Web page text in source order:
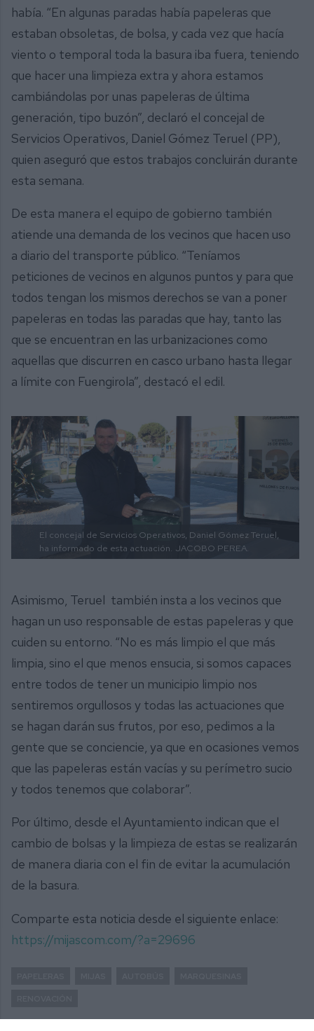
había. “En algunas paradas había papeleras que
estaban obsoletas, de bolsa, y cada vez que hacía
viento o temporal toda la basura iba fuera, teniendo
que hacer una limpieza extra y ahora estamos
cambiándolas por unas papeleras de última
generación, tipo buzón”, declaró el concejal de
Servicios Operativos, Daniel Gómez Teruel (PP),
quien aseguró que estos trabajos concluirán durante
esta semana.
De esta manera el equipo de gobierno también
atiende una demanda de los vecinos que hacen uso
a diario del transporte público. “Teníamos
peticiones de vecinos en algunos puntos y para que
todos tengan los mismos derechos se van a poner
papeleras en todas las paradas que hay, tanto las
que se encuentran en las urbanizaciones como
aquellas que discurren en casco urbano hasta llegar
a límite con Fuengirola”, destacó el edil.
El concejal de Servicios Operativos, Daniel Gómez Teruel,
ha informado de esta actuación. JACOBO PEREA.
Asimismo, Teruel también insta a los vecinos que
hagan un uso responsable de estas papeleras y que
cuiden su entorno. “No es más limpio el que más
limpia, sino el que menos ensucia, si somos capaces
entre todos de tener un municipio limpio nos
sentiremos orgullosos y todas las actuaciones que
se hagan darán sus frutos, por eso, pedimos a la
gente que se conciencie, ya que en ocasiones vemos
que las papeleras están vacías y su perímetro sucio
y todos tenemos que colaborar”.
Por último, desde el Ayuntamiento indican que el
cambio de bolsas y la limpieza de estas se realizarán
de manera diaria con el fin de evitar la acumulación
de la basura.
Comparte esta noticia desde el siguiente enlace:
https://mijascom.com/?a=29696